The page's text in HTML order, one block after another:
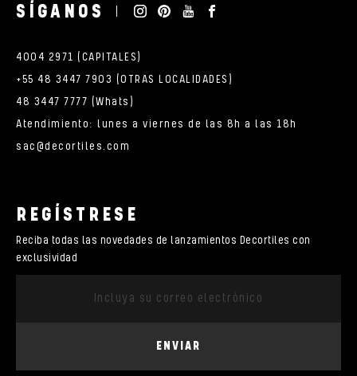
SÍGANOS
4004 2971 (CAPITALES)
+55 48 3447 7903 (OTRAS LOCALIDADES)
48 3447 7777 (Whats)
Atendimiento: lunes a viernes de las 8h a las 18h
sac@decortiles.com
REGÍSTRESE
Reciba todas las novedades de lanzamientos Decortiles con
exclusividad
ENVIAR